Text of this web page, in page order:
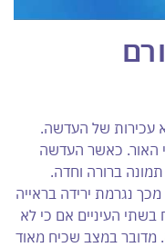
עכירות של העדשה.
האור. כאשר העדשה
ברורה וחדה.
נגרמת ירידה בראייה
בשתי העיניים אם כי לא
מדובר במצב שכיח מאוד